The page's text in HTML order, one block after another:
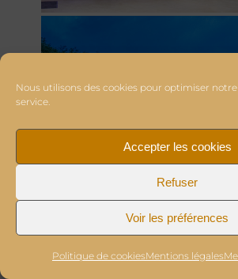
Nous utilisons des cookies pour optimiser
service.
Accepter les cookies
Refuser
Voir les préférences
Politique de cookiesMentions légales